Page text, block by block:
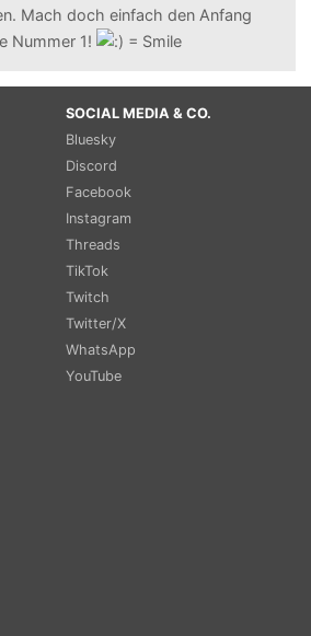
Mach doch einfach den Anfang
Nummer 1!
SOCIAL MEDIA & CO.
Bluesky
Discord
Facebook
Instagram
Threads
TikTok
Twitch
Twitter/X
WhatsApp
YouTube